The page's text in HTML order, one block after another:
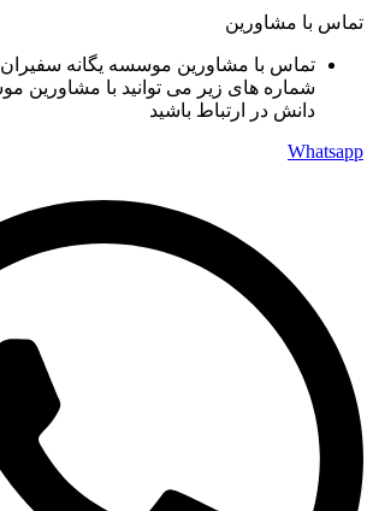
تماس با مشاورین
تماس با مشاورین موسسه یگانه سفیران
شماره های زیر می توانید با مشاورین
دانش در ارتباط باشید
Whatsapp